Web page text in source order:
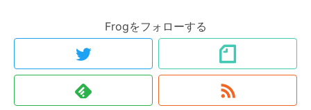
Frogをフォローする